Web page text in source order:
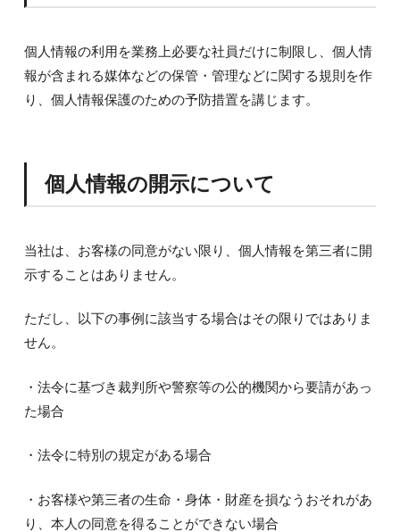
個人情報の利用を業務上必要な社員だけに制限し、個人情
報が含まれる媒体などの保管・管理などに関する規則を作
り、個人情報保護のための予防措置を講じます。
個人情報の開示について
当社は、お客様の同意がない限り、個人情報を第三者に開
示することはありません。
ただし、以下の事例に該当する場合はその限りではありま
せん。
・法令に基づき裁判所や警察等の公的機関から要請があっ
た場合
・法令に特別の規定がある場合
・お客様や第三者の生命・身体・財産を損なうおそれがあ
り、本人の同意を得ることができない場合